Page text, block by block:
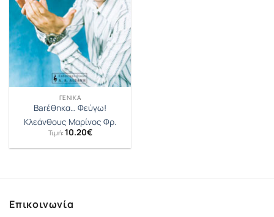
ΓΕΝΙΚΆ
Barέθηκα… Φεύγω!
Κλεάνθους Μαρίνος Φρ.
Τιμή: 10.20€
Επικοινωνία